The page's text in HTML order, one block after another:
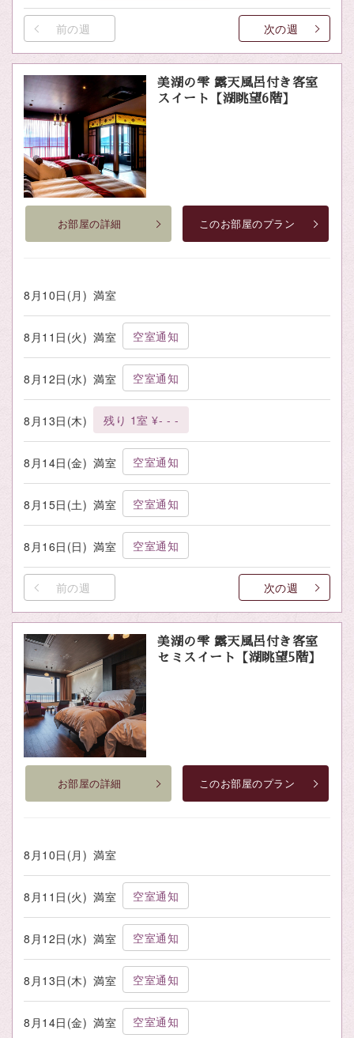
前の週 次の週
美湖の雫 露天風呂付き客室
スイート【湖眺望6階】
お部屋の詳細 このお部屋のプラン
8月10日(月) 満室
8月11日(火) 満室 空室通知
8月12日(水) 満室 空室通知
8月13日(木) 残り 1室 ¥- - -
8月14日(金) 満室 空室通知
8月15日(土) 満室 空室通知
8月16日(日) 満室 空室通知
前の週 次の週
美湖の雫 露天風呂付き客室
セミスイート【湖眺望5階】
お部屋の詳細 このお部屋のプラン
8月10日(月) 満室
8月11日(火) 満室 空室通知
8月12日(水) 満室 空室通知
8月13日(木) 満室 空室通知
8月14日(金) 満室 空室通知